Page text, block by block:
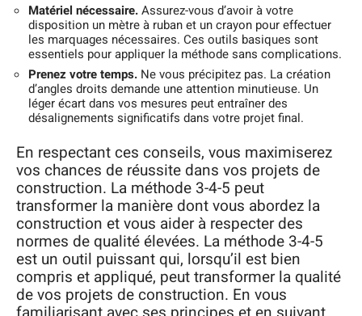
Matériel nécessaire.Assurez-vous d’avoir à votre
disposition un mètre à ruban et un crayon pour effectuer
les marquages nécessaires. Ces outils basiques sont
essentiels pour appliquer la méthode sans complications.
Prenez votre temps. Ne vous précipitez pas. La création
d’angles droits demande une attention minutieuse. Un
léger écart dans vos mesures peut entraîner des
désalignements significatifs dans votre projet final.
En respectant ces conseils, vous maximiserez
vos chances de réussite dans vos projets de
construction. La méthode 3-4-5 peut
transformer la manière dont vous abordez la
construction et vous aider à respecter des
normes de qualité élevées. La méthode 3-4-5
est un outil puissant qui, lorsqu’il est bien
compris et appliqué, peut transformer la qualité
de vos projets de construction. En vous